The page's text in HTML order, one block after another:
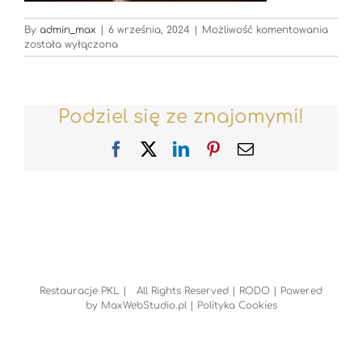
By admin_max | 6 września, 2024 | Możliwość komentowania
została wyłączona
Podziel się ze znajomymi!
FacebookLinkedInPinterest
Email
Restauracje PKL | All Rights Reserved | RODO | Powered
by MaxWebStudio.pl| Polityka Cookies